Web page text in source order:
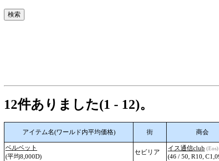
12件ありました(1 - 12)。
アイテム名(ワールド内平均価格) 街 商会
ベルベット
(平均8,000D)
セビリア
イス通信club (Eos)
(46 / 50, R10,